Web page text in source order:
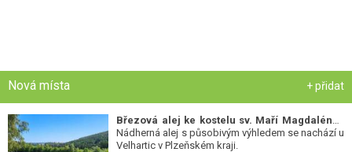
Nová místa + přidat
Nádherná alej s působivým výhledem se nachází u
Velhartic v Plzeňském kraji.